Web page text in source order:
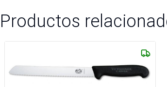
Productos